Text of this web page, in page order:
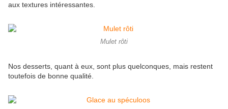
aux textures intéressantes.
Mulet rôti
Nos desserts, quant à eux, sont plus quelconques, mais restent
toutefois de bonne qualité.